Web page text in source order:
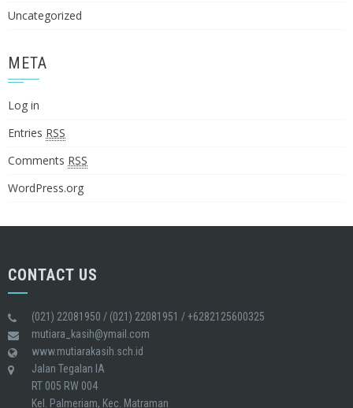
Uncategorized
META
Log in
Entries RSS
Comments RSS
WordPress.org
CONTACT US
(021) 22081950 / (021) 22081951 / +6282125600325
mutiara_kasih@ymail.com
www.mutiarakasih.sch.id
Jalan Tegalan IA
RT 005 RW 004
Kel. Palmeriam, Kec. Matraman